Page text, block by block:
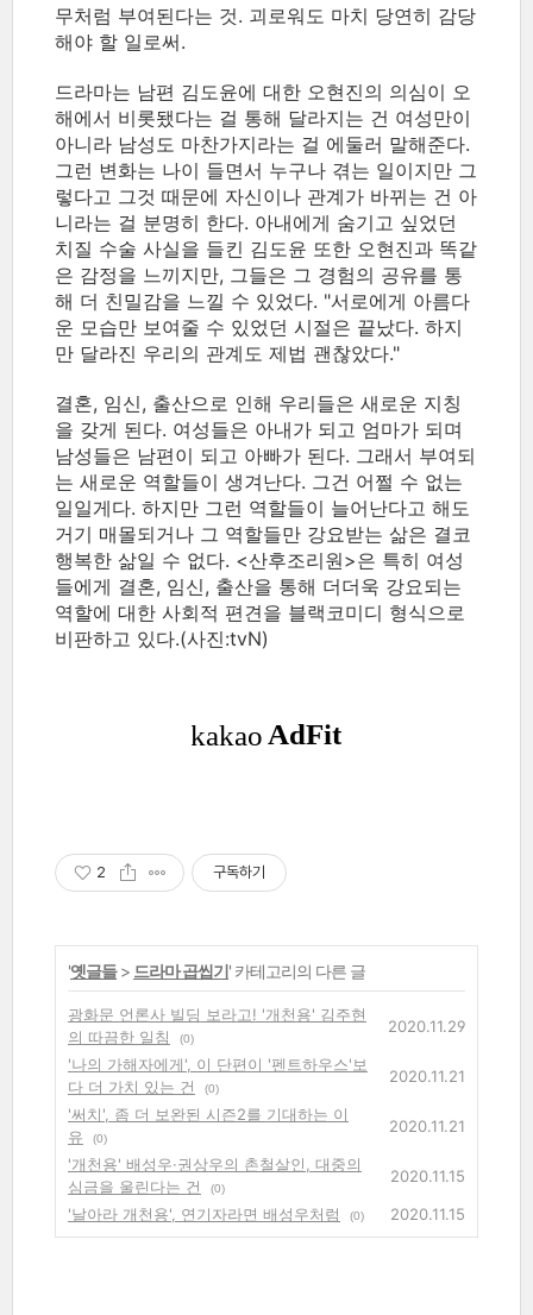
무처럼 부여된다는 것. 괴로워도 마치 당연히 감당
해야 할 일로써.
드라마는 남편 김도윤에 대한 오현진의 의심이 오
해에서 비롯됐다는 걸 통해 달라지는 건 여성만이
아니라 남성도 마찬가지라는 걸 에둘러 말해준다.
그런 변화는 나이 들면서 누구나 겪는 일이지만 그
렇다고 그것 때문에 자신이나 관계가 바뀌는 건 아
니라는 걸 분명히 한다. 아내에게 숨기고 싶었던
치질 수술 사실을 들킨 김도윤 또한 오현진과 똑같
은 감정을 느끼지만, 그들은 그 경험의 공유를 통
해 더 친밀감을 느낄 수 있었다. "서로에게 아름다
운 모습만 보여줄 수 있었던 시절은 끝났다. 하지
만 달라진 우리의 관계도 제법 괜찮았다."
결혼, 임신, 출산으로 인해 우리들은 새로운 지칭
을 갖게 된다. 여성들은 아내가 되고 엄마가 되며
남성들은 남편이 되고 아빠가 된다. 그래서 부여되
는 새로운 역할들이 생겨난다. 그건 어쩔 수 없는
일일게다. 하지만 그런 역할들이 늘어난다고 해도
거기 매몰되거나 그 역할들만 강요받는 삶은 결코
행복한 삶일 수 없다. <산후조리원>은 특히 여성
들에게 결혼, 임신, 출산을 통해 더더욱 강요되는
역할에 대한 사회적 편견을 블랙코미디 형식으로
비판하고 있다.(사진:tvN)
2 구독하기
'옛글들> 드라마 곱씹기' 카테고리의 다른 글
광화문 언론사 빌딩 보라고! '개천용' 김주현
의 따끔한 일침
(0)
2020.11.29
'나의 가해자에게', 이 단편이 '펜트하우스'보
다 더 가치 있는 건
(0)
2020.11.21
'써치', 좀 더 보완된 시즌2를 기대하는 이
유
(0)
2020.11.21
'개천용' 배성우·권상우의 촌철살인, 대중의
심금을 울린다는 건
(0)
2020.11.15
'날아라 개천용', 연기자라면 배성우처럼
(0) 2020.11.15